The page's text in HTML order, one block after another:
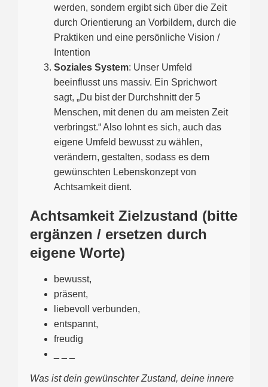
werden, sondern ergibt sich über die Zeit
durch Orientierung an Vorbildern, durch die
Praktiken und eine persönliche Vision /
Intention
Soziales System: Unser Umfeld
beeinflusst uns massiv. Ein Sprichwort
sagt, „Du bist der Durchshnitt der 5
Menschen, mit denen du am meisten Zeit
verbringst.“ Also lohnt es sich, auch das
eigene Umfeld bewusst zu wählen,
verändern, gestalten, sodass es dem
gewünschten Lebenskonzept von
Achtsamkeit dient.
Achtsamkeit Zielzustand (bitte
ergänzen / ersetzen durch
eigene Worte)
bewusst,
präsent,
liebevoll verbunden,
entspannt,
freudig
Was ist dein gewünschter Zustand, deine innere